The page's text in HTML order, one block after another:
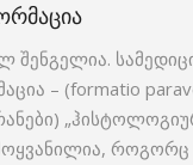
– (formatio